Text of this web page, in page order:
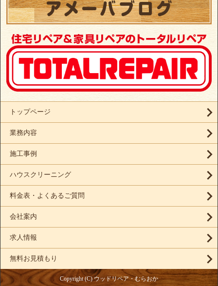
トップページ
業務内容
施工事例
ハウスクリーニング
料金表・よくあるご質問
会社案内
求人情報
無料お見積もり
Copyright (C) ウッドリペア・むらおか